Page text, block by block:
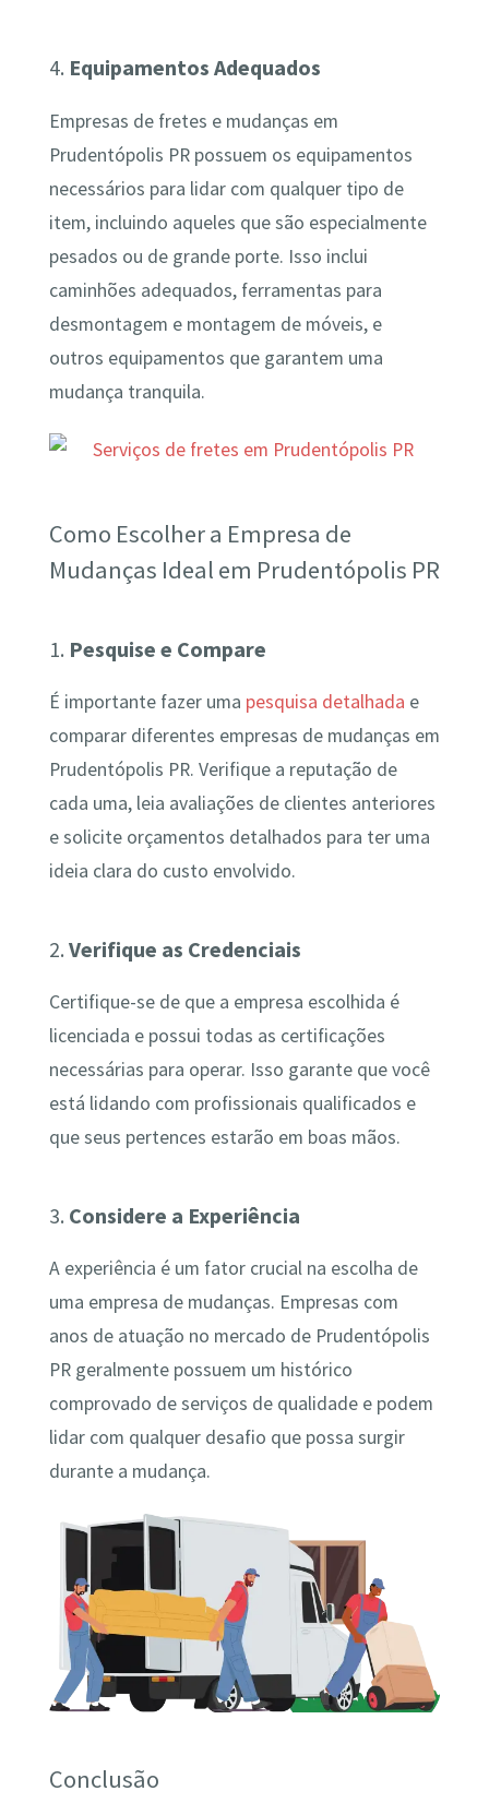
4. Equipamentos Adequados
Empresas de fretes e mudanças em
Prudentópolis PR possuem os equipamentos
necessários para lidar com qualquer tipo de
item, incluindo aqueles que são especialmente
pesados ou de grande porte. Isso inclui
caminhões adequados, ferramentas para
desmontagem e montagem de móveis, e
outros equipamentos que garantem uma
mudança tranquila.
Como Escolher a Empresa de
Mudanças Ideal em Prudentópolis PR
1. Pesquise e Compare
É importante fazer uma pesquisa detalhada e
comparar diferentes empresas de mudanças em
Prudentópolis PR. Verifique a reputação de
cada uma, leia avaliações de clientes anteriores
e solicite orçamentos detalhados para ter uma
ideia clara do custo envolvido.
2. Verifique as Credenciais
Certifique-se de que a empresa escolhida é
licenciada e possui todas as certificações
necessárias para operar. Isso garante que você
está lidando com profissionais qualificados e
que seus pertences estarão em boas mãos.
3. Considere a Experiência
A experiência é um fator crucial na escolha de
uma empresa de mudanças. Empresas com
anos de atuação no mercado de Prudentópolis
PR geralmente possuem um histórico
comprovado de serviços de qualidade e podem
lidar com qualquer desafio que possa surgir
durante a mudança.
Conclusão